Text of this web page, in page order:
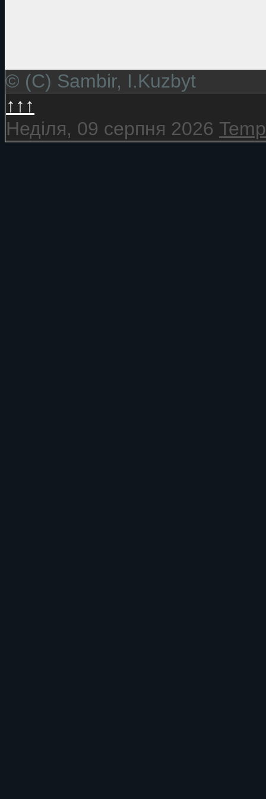
© (C) Sambir, I.Kuzbyt
↑↑↑
Неділя, 09 серпня 2026